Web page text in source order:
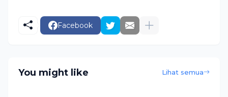
Facebook
You might like Lihat semua